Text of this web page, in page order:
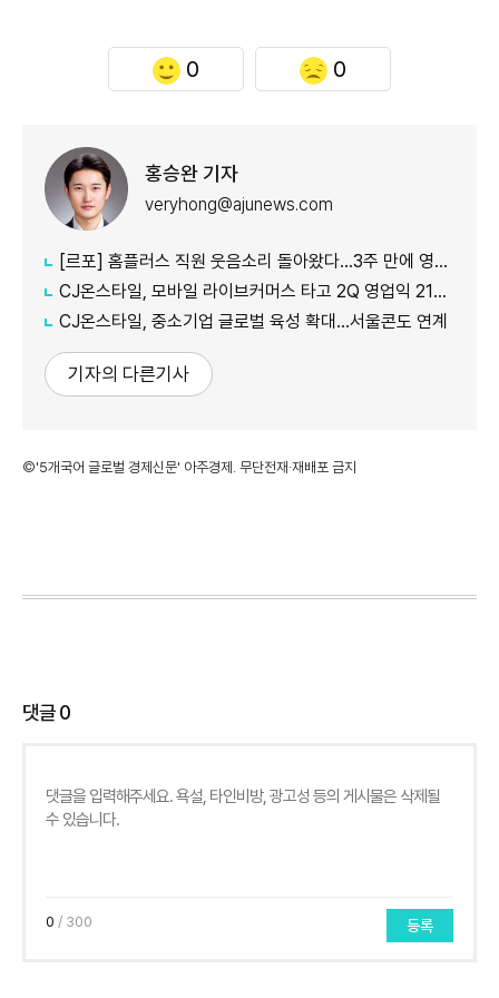
0 0
홍승완 기자
veryhong@ajunews.com
[르포] 홈플러스 직원 웃음소리 돌아왔다…3주 만에 영업 재개 채비
CJ온스타일, 모바일 라이브커머스 타고 2Q 영업익 21%↑
CJ온스타일, 중소기업 글로벌 육성 확대…서울콘도 연계
기자의 다른기사
©'5개국어 글로벌 경제신문' 아주경제. 무단전재·재배포 금지
댓글0
0 / 300 등록